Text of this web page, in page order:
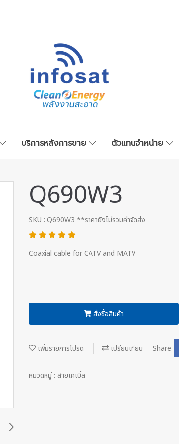
บริการหลังการขาย ตัวแทนจำหน่าย
Q690W3
SKU : Q690W3 **ราคายังไม่รวมค่าจัดส่ง
Coaxial cable for CATV and MATV
สั่งซื้อสินค้า
เพิ่มรายการโปรด เปรียบเทียบ Share
หมวดหมู่ : สายเคเบิ้ล